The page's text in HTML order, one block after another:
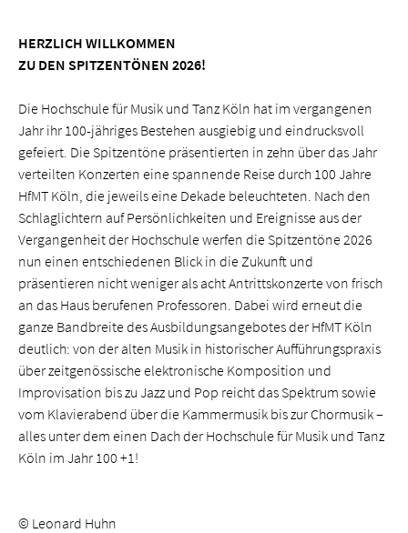
HERZLICH WILLKOMMEN
ZU DEN SPITZENTÖNEN 2026!
Die Hochschule für Musik und Tanz Köln hat im vergangenen
Jahr ihr 100-jähriges Bestehen ausgiebig und eindrucksvoll
gefeiert. Die Spitzentöne präsentierten in zehn über das Jahr
verteilten Konzerten eine spannende Reise durch 100 Jahre
HfMT Köln, die jeweils eine Dekade beleuchteten. Nach den
Schlaglichtern auf Persönlichkeiten und Ereignisse aus der
Vergangenheit der Hochschule werfen die Spitzentöne 2026
nun einen entschiedenen Blick in die Zukunft und
präsentieren nicht weniger als acht Antrittskonzerte von frisch
an das Haus berufenen Professoren. Dabei wird erneut die
ganze Bandbreite des Ausbildungsangebotes der HfMT Köln
deutlich: von der alten Musik in historischer Aufführungspraxis
über zeitgenössische elektronische Komposition und
Improvisation bis zu Jazz und Pop reicht das Spektrum sowie
vom Klavierabend über die Kammermusik bis zur Chormusik –
alles unter dem einen Dach der Hochschule für Musik und Tanz
Köln im Jahr 100 +1!
© Leonard Huhn